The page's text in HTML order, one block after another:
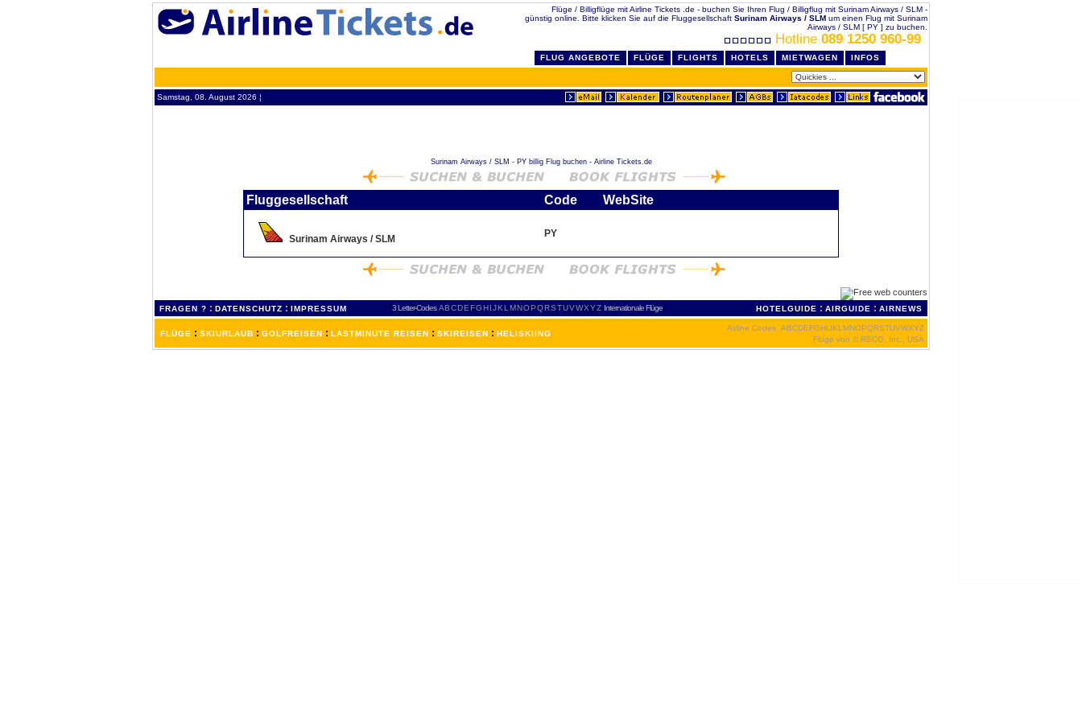
Flüge / Billigflüge mit Airline Tickets .de - buchen Sie Ihren Flug / Billigflug mit Surinam Airways / SLM -
günstig online. Bitte klicken Sie auf die Fluggesellschaft Surinam Airways / SLM um einen Flug mit Surinam
Airways / SLM [ PY ] zu buchen.
Hotline 089 1250 960-99
FLUG ANGEBOTE FLÜGE FLIGHTS HOTELS MIETWAGEN INFOS
Samstag, 08. August 2026 ¦
Surinam Airways / SLM - PY billig Flug buchen - Airline Tickets.de
Fluggesellschaft Code WebSite
Surinam Airways / SLM PY
FRAGEN ? : DATENSCHUTZ : IMPRESSUM 3 Letter-Codes ABCDEFGH IJKL MNOPQRSTUVWXYZ Internationale Flüge HOTELGUIDE : AIRGUIDE : AIRNEWS
FLÜGE : SKIURLAUB : GOLFREISEN : LASTMINUTE REISEN : SKIREISEN : HELISKIING
Airline Codes ABCDEFGHIJKL MNOPQRSTUVWXYZ
Flüge von © RSCG, Inc., USA